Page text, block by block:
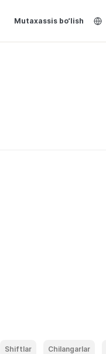
Mutaxassis bo‘lish
Shiftlar Chilangarlar